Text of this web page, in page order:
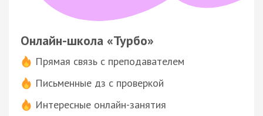
Онлайн-школа «Турбо»
Прямая связь с преподавателем
Письменные дз с проверкой
Интересные онлайн-занятия